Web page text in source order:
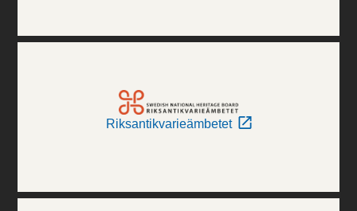
Riksantikvarieämbetet